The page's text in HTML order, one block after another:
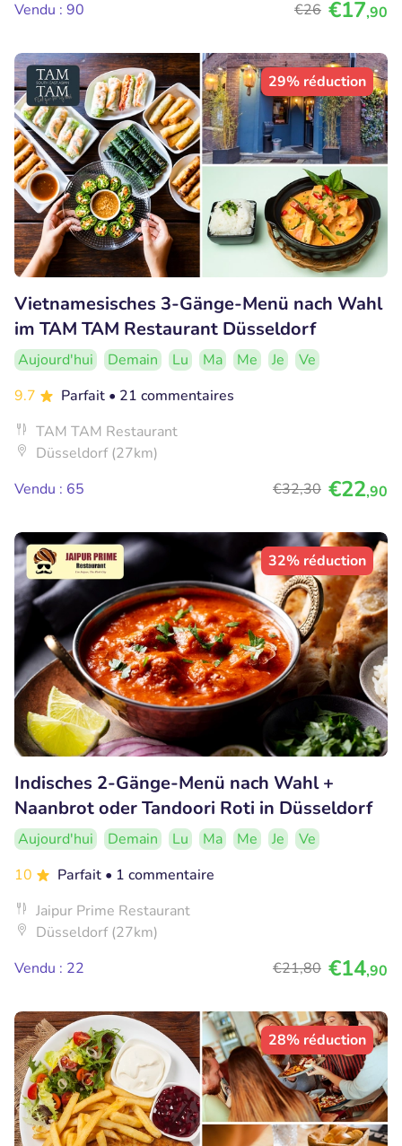
Vendu : 90
€26 €17,90
29% réduction
Vietnamesisches 3-Gänge-Menü nach Wahl
im TAM TAM Restaurant Düsseldorf
Aujourd'hui Demain Lu Ma Me Je
Ve
9.7
Parfait • 21 commentaires
TAM TAM Restaurant
Düsseldorf (27km)
Vendu : 65
€32,30 €22,90
32% réduction
Indisches 2-Gänge-Menü nach Wahl +
Naanbrot oder Tandoori Roti in Düsseldorf
Aujourd'hui Demain Lu Ma Me Je
Ve
10
Parfait • 1 commentaire
Jaipur Prime Restaurant
Düsseldorf (27km)
Vendu : 22
€21,80 €14,90
28% réduction